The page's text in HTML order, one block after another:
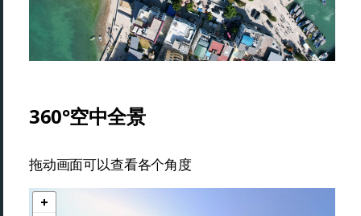
360°空中全景
拖动画面可以查看各个角度